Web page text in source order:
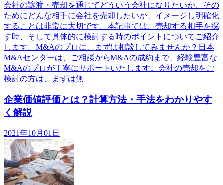
会社の譲渡・売却を通じてどういう会社になりたいか、その
ためにどんな相手に会社を売却したいか、イメージし明確化
することは非常に大切です。本記事では、売却する相手を探
す時、そして具体的に検討する時のポイントについてご紹介
します。M&Aのプロに、まずは相談してみませんか？日本
M&Aセンターは、ご相談からM&Aの成約まで、経験豊富な
M&Aのプロが丁寧にサポートいたします。会社の売却をご
検討の方は、まずは無
企業価値評価とは？計算方法・手法をわかりやす
く解説
2021年10月01日